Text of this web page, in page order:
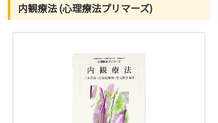
内観療法 (心理療法プリマーズ)